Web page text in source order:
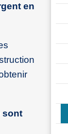
en
sont